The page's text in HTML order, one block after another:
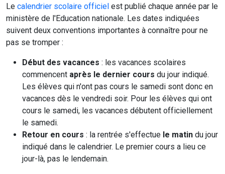
Le calendrier scolaire officiel est publié chaque année par le
ministère de l'Education nationale. Les dates indiquées
suivent deux conventions importantes à connaître pour ne
pas se tromper :
Début des vacances : les vacances scolaires
commencent après le dernier cours du jour indiqué.
Les élèves qui n'ont pas cours le samedi sont donc en
vacances dès le vendredi soir. Pour les élèves qui ont
cours le samedi, les vacances débutent officiellement
le samedi.
Retour en cours : la rentrée s'effectue le matin du jour
indiqué dans le calendrier. Le premier cours a lieu ce
jour-là, pas le lendemain.